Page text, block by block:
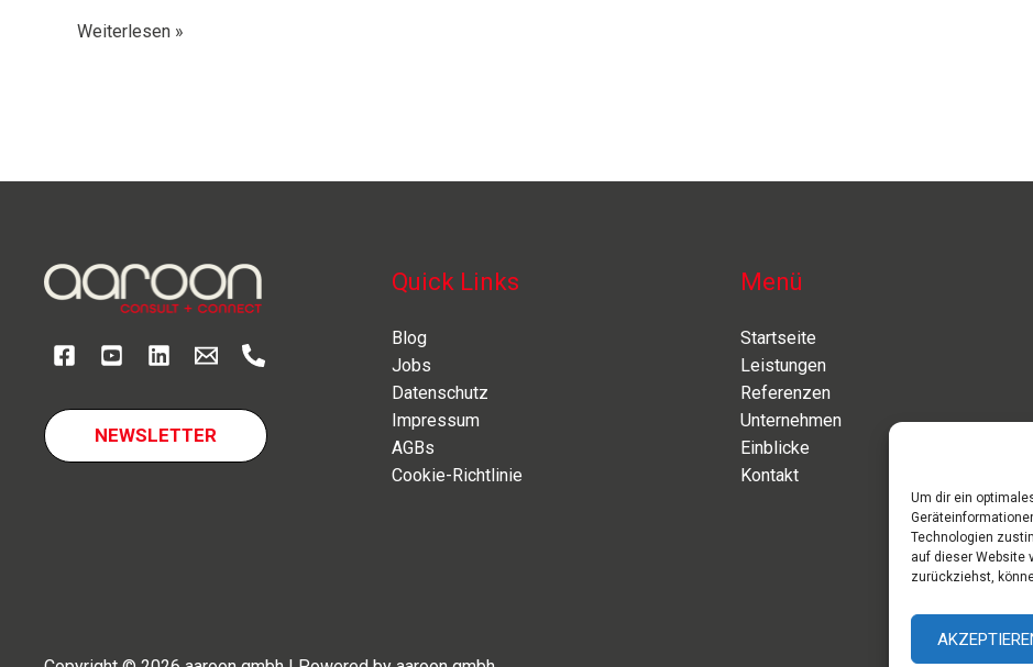
Um dir ein
Technologien
auf dieser Website
zurückziehst,
Privacy
Weiterlesen »
NEWSLETTER
Quick Links
Blog
Jobs
Datenschutz
Impressum
AGBs
Cookie-Richtlinie
Menü
Startseite
Leistungen
Referenzen
Unternehmen
Einblicke
Kontakt